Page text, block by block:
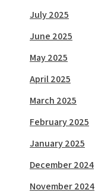
July 2025
June 2025
May 2025
April 2025
March 2025
February 2025
January 2025
December 2024
November 2024